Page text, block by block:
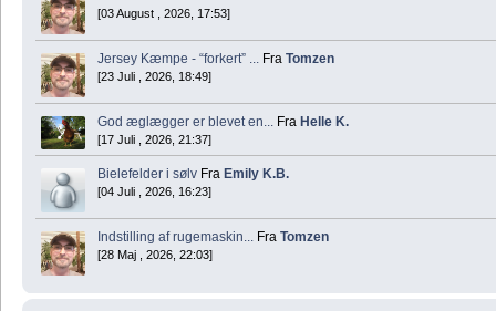
[03 August , 2026, 17:53]
Jersey Kæmpe - “forkert” ... Fra Tomzen
[23 Juli , 2026, 18:49]
God æglægger er blevet en... Fra Helle K.
[17 Juli , 2026, 21:37]
Bielefelder i sølv Fra Emily K.B.
[04 Juli , 2026, 16:23]
Indstilling af rugemaskin... Fra Tomzen
[28 Maj , 2026, 22:03]